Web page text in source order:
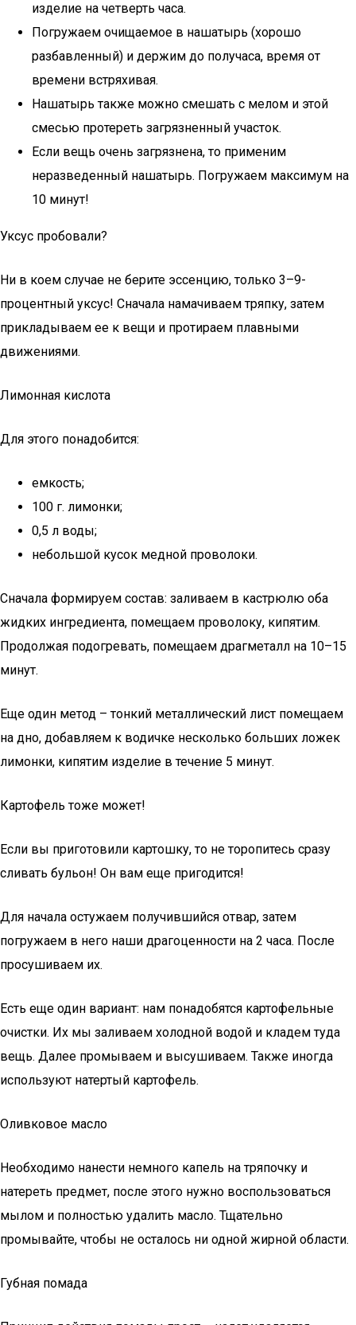
изделие на четверть часа.
Погружаем очищаемое в нашатырь (хорошо
разбавленный) и держим до получаса, время от
времени встряхивая.
Нашатырь также можно смешать с мелом и этой
смесью протереть загрязненный участок.
Если вещь очень загрязнена, то применим
неразведенный нашатырь. Погружаем максимум на
10 минут!
Уксус пробовали?
Ни в коем случае не берите эссенцию, только 3–9-
процентный уксус! Сначала намачиваем тряпку, затем
прикладываем ее к вещи и протираем плавными
движениями.
Лимонная кислота
Для этого понадобится:
емкость;
100 г. лимонки;
0,5 л воды;
небольшой кусок медной проволоки.
Сначала формируем состав: заливаем в кастрюлю оба
жидких ингредиента, помещаем проволоку, кипятим.
Продолжая подогревать, помещаем драгметалл на 10–15
минут.
Еще один метод – тонкий металлический лист помещаем
на дно, добавляем к водичке несколько больших ложек
лимонки, кипятим изделие в течение 5 минут.
Картофель тоже может!
Если вы приготовили картошку, то не торопитесь сразу
сливать бульон! Он вам еще пригодится!
Для начала остужаем получившийся отвар, затем
погружаем в него наши драгоценности на 2 часа. После
просушиваем их.
Есть еще один вариант: нам понадобятся картофельные
очистки. Их мы заливаем холодной водой и кладем туда
вещь. Далее промываем и высушиваем. Также иногда
используют натертый картофель.
Оливковое масло
Необходимо нанести немного капель на тряпочку и
натереть предмет, после этого нужно воспользоваться
мылом и полностью удалить масло. Тщательно
промывайте, чтобы не осталось ни одной жирной области.
Губная помада